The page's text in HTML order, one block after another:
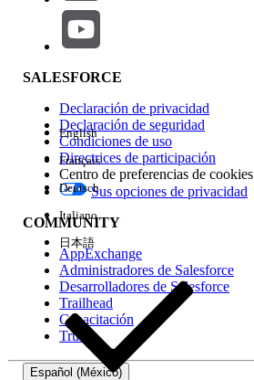
Repercusión de función
Edición
Experiencia
SALESFORCE
Declaración de privacidad
Declaración de seguridad
Condiciones de uso
Directrices de participación
Centro de preferencias de cookies
Sus opciones de privacidad
COMMUNITY
AppExchange
Administradores de Salesforce
Desarrolladores de Salesforce
Trailhead
Capacitación
Trust
Español (México)
English
Français
Deutsch
Italiano
日本語